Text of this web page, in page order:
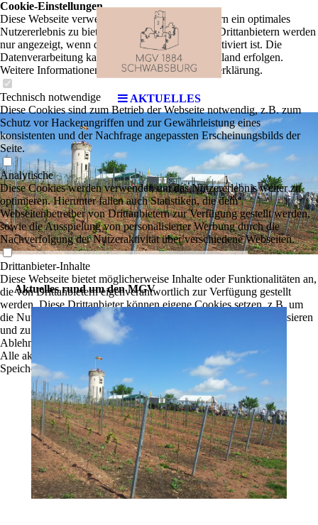
AKTUELLES
Aktuelles rund um den MGV
Cookie-Einstellungen
Diese Webseite verwendet Cookies, um Besuchern ein optimales
Nutzererlebnis zu bieten. Bestimmte Inhalte von Drittanbietern werden
nur angezeigt, wenn die entsprechende Option aktiviert ist. Die
Datenverarbeitung kann dann auch in einem Drittland erfolgen.
Weitere Informationen hierzu in der Datenschutzerklärung.
Technisch notwendige
Diese Cookies sind zum Betrieb der Webseite notwendig, z.B. zum
Schutz vor Hackerangriffen und zur Gewährleistung eines
konsistenten und der Nachfrage angepassten Erscheinungsbilds der
Seite.
Analytische
Diese Cookies werden verwendet, um das Nutzererlebnis weiter zu
optimieren. Hierunter fallen auch Statistiken, die dem
Webseitenbetreiber von Drittanbietern zur Verfügung gestellt werden,
sowie die Ausspielung von personalisierter Werbung durch die
Nachverfolgung der Nutzeraktivität über verschiedene Webseiten.
Drittanbieter-Inhalte
Diese Webseite bietet möglicherweise Inhalte oder Funktionalitäten an,
die von Drittanbietern eigenverantwortlich zur Verfügung gestellt
werden. Diese Drittanbieter können eigene Cookies setzen, z.B. um
die Nutzeraktivität zu verfolgen oder ihre Angebote zu personalisieren
und zu optimieren.
Ablehnen
Alle akzeptieren
Speichern